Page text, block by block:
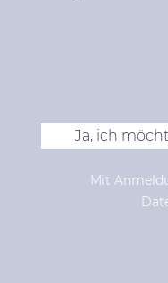
Ja, ich
Mit